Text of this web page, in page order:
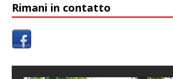
Rimani in contatto